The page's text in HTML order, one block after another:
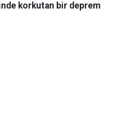
korkutan bir deprem